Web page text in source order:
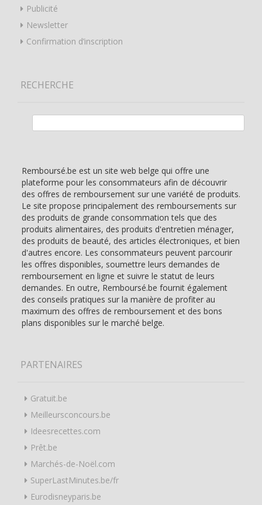
Publicité
Newsletter
Confirmation d’inscription
RECHERCHE
Remboursé.be est un site web belge qui offre une
plateforme pour les consommateurs afin de découvrir
des offres de remboursement sur une variété de produits.
Le site propose principalement des remboursements sur
des produits de grande consommation tels que des
produits alimentaires, des produits d'entretien ménager,
des produits de beauté, des articles électroniques, et bien
d'autres encore. Les consommateurs peuvent parcourir
les offres disponibles, soumettre leurs demandes de
remboursement en ligne et suivre le statut de leurs
demandes. En outre, Remboursé.be fournit également
des conseils pratiques sur la manière de profiter au
maximum des offres de remboursement et des bons
plans disponibles sur le marché belge.
PARTENAIRES
Gratuit.be
Meilleursconcours.be
Ideesrecettes.com
Prêt.be
Marchés-de-Noël.com
SuperLastMinutes.be/fr
Eurodisneyparis.be